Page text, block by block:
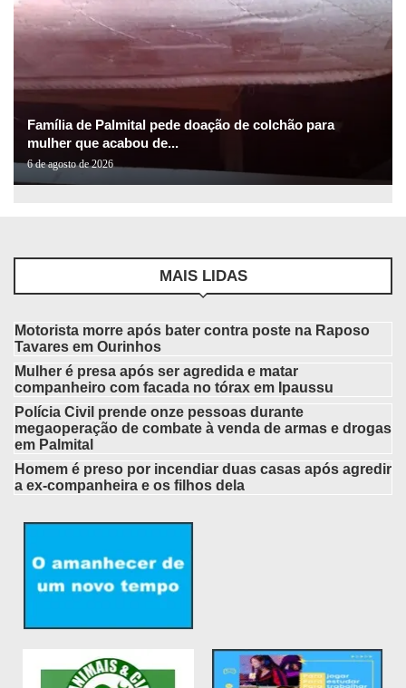
Família de Palmital pede doação de colchão para
mulher que acabou de...
6 de agosto de 2026
MAIS LIDAS
Motorista morre após bater contra poste na Raposo
Tavares em Ourinhos
Mulher é presa após ser agredida e matar
companheiro com facada no tórax em Ipaussu
Polícia Civil prende onze pessoas durante
megaoperação de combate à venda de armas e drogas
em Palmital
Homem é preso por incendiar duas casas após agredir
a ex-companheira e os filhos dela